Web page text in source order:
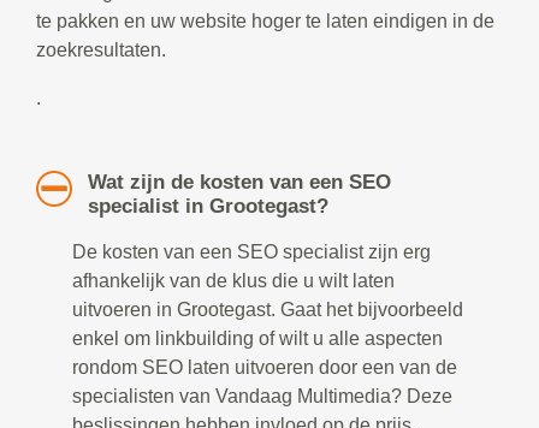
te pakken en uw website hoger te laten eindigen in de
zoekresultaten.
.
Wat zijn de kosten van een SEO
specialist in Grootegast?
De kosten van een SEO specialist zijn erg
afhankelijk van de klus die u wilt laten
uitvoeren in Grootegast. Gaat het bijvoorbeeld
enkel om linkbuilding of wilt u alle aspecten
rondom SEO laten uitvoeren door een van de
specialisten van Vandaag Multimedia? Deze